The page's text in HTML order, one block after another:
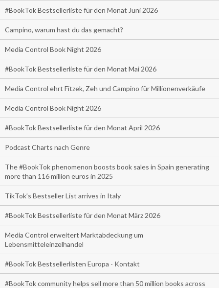
#BookTok Bestsellerliste für den Monat Juni 2026
Campino, warum hast du das gemacht?
Media Control Book Night 2026
#BookTok Bestsellerliste für den Monat Mai 2026
Media Control ehrt Fitzek, Zeh und Campino für Millionenverkäufe
Media Control Book Night 2026
#BookTok Bestsellerliste für den Monat April 2026
Podcast Charts nach Genre
The #BookTok phenomenon boosts book sales in Spain generating
more than 116 million euros in 2025
TikTok’s Bestseller List arrives in Italy
#BookTok Bestsellerliste für den Monat März 2026
Media Control erweitert Marktabdeckung um
Lebensmitteleinzelhandel
#BookTok Bestsellerlisten Europa - Kontakt
#BookTok community helps sell more than 50 million books across